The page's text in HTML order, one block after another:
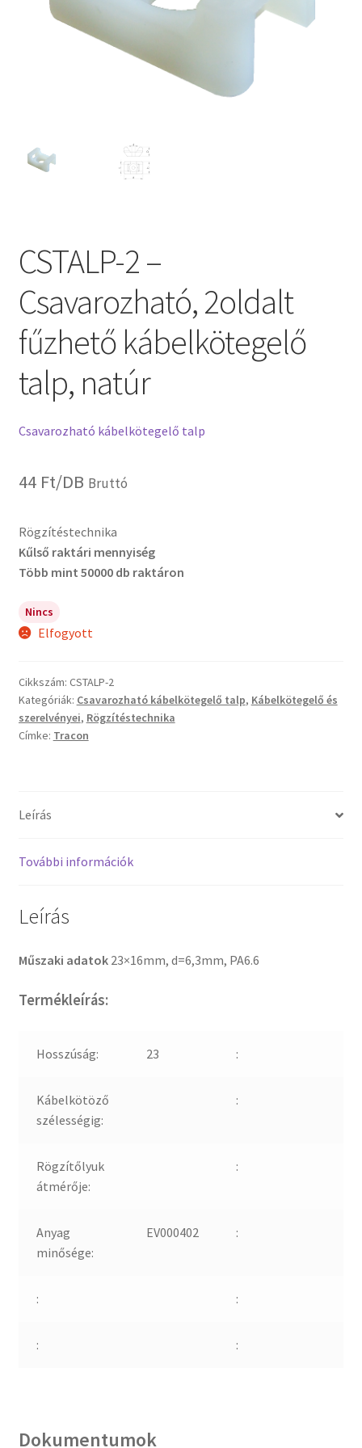
CSTALP-2 –
Csavarozható, 2oldalt
fűzhető kábelkötegelő
talp, natúr
Csavarozható kábelkötegelő talp
44 Ft/DB Bruttó
Rögzítéstechnika
Kűlső raktári mennyiség
Több mint 50000 db raktáron
Nincs
Elfogyott
Cikkszám: CSTALP-2
Kategóriák: Csavarozható kábelkötegelő talp, Kábelkötegelő és
szerelvényei, Rögzítéstechnika
Címke: Tracon
Leírás
További információk
Leírás
Műszaki adatok 23×16mm, d=6,3mm, PA6.6
Termékleírás:
Hosszúság: 23 :
Kábelkötöző
szélességig:
:
Rögzítőlyuk
átmérője:
:
Anyag
minősége:
EV000402 :
: :
: :
Dokumentumok